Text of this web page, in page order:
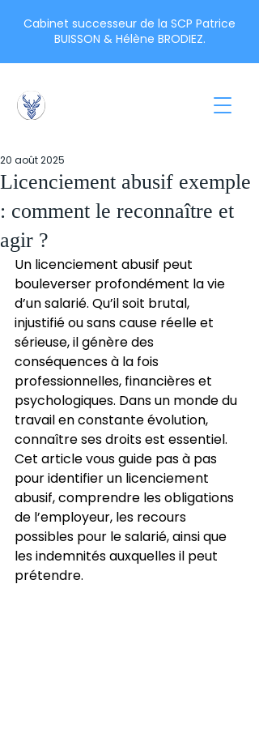
Cabinet successeur de la SCP Patrice
BUISSON & Hélène BRODIEZ.
Licenciement abusif exemple
: comment le reconnaître et
agir ?
20 août 2025
Un licenciement abusif peut
bouleverser profondément la vie
d’un salarié. Qu’il soit brutal,
injustifié ou sans cause réelle et
sérieuse, il génère des
conséquences à la fois
professionnelles, financières et
psychologiques. Dans un monde du
travail en constante évolution,
connaître ses droits est essentiel.
Cet article vous guide pas à pas
pour identifier un licenciement
abusif, comprendre les obligations
de l’employeur, les recours
possibles pour le salarié, ainsi que
les indemnités auxquelles il peut
prétendre.